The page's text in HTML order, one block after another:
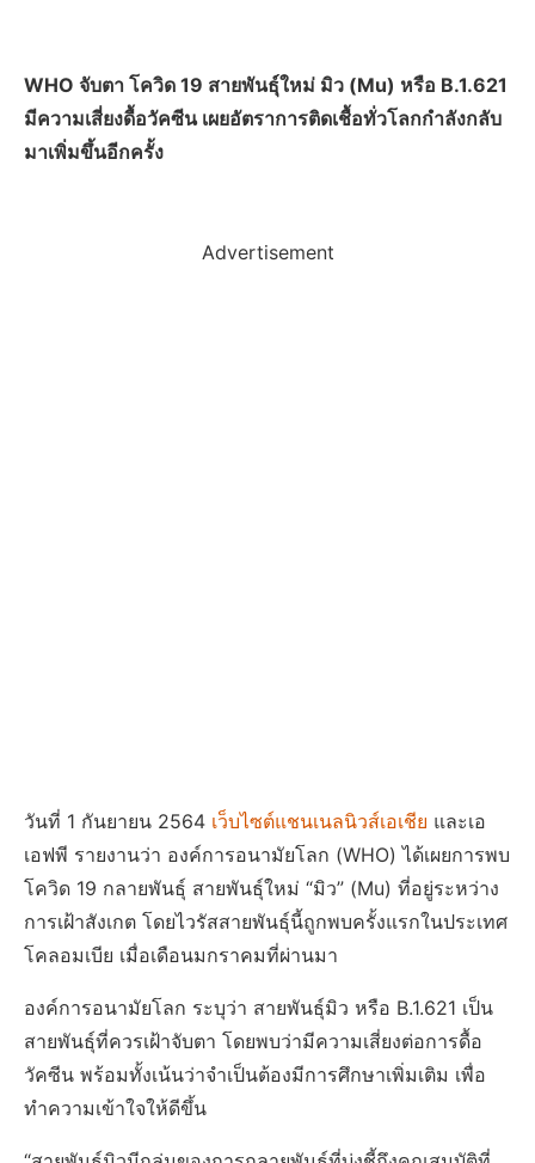
WHO จับตา โควิด 19 สายพันธุ์ใหม่ มิว (Mu) หรือ B.1.621
มีความเสี่ยงดื้อวัคซีน เผยอัตราการติดเชื้อทั่วโลกกำลังกลับ
มาเพิ่มขึ้นอีกครั้ง
Advertisement
วันที่ 1 กันยายน 2564 เว็บไซต์แชนเนลนิวส์เอเชีย และเอ
เอฟพี รายงานว่า องค์การอนามัยโลก (WHO) ได้เผยการพบ
โควิด 19 กลายพันธุ์ สายพันธุ์ใหม่ “มิว” (Mu) ที่อยู่ระหว่าง
การเฝ้าสังเกต โดยไวรัสสายพันธุ์นี้ถูกพบครั้งแรกในประเทศ
โคลอมเบีย เมื่อเดือนมกราคมที่ผ่านมา
องค์การอนามัยโลก ระบุว่า สายพันธุ์มิว หรือ B.1.621 เป็น
สายพันธุ์ที่ควรเฝ้าจับตา โดยพบว่ามีความเสี่ยงต่อการดื้อ
วัคซีน พร้อมทั้งเน้นว่าจำเป็นต้องมีการศึกษาเพิ่มเติม เพื่อ
ทำความเข้าใจให้ดีขึ้น